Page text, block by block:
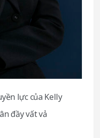
lực của Kelly
đầy vất vả